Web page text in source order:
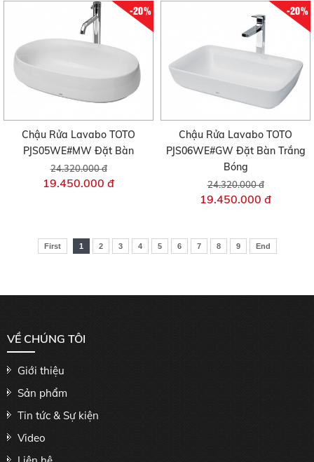
-20%
Chậu Rửa Lavabo TOTO
PJS05WE#MW Đặt Bàn
24.320.000 đ
19.450.000 đ
-20%
Chậu Rửa Lavabo TOTO
PJS06WE#GW Đặt Bàn Trắng
Bóng
24.320.000 đ
19.450.000 đ
First 1 2 3 4 5 6 7 8 9 End
VỀ CHÚNG TÔI
Giới thiệu
Sản phẩm
Tin tức & Sự kiện
Video